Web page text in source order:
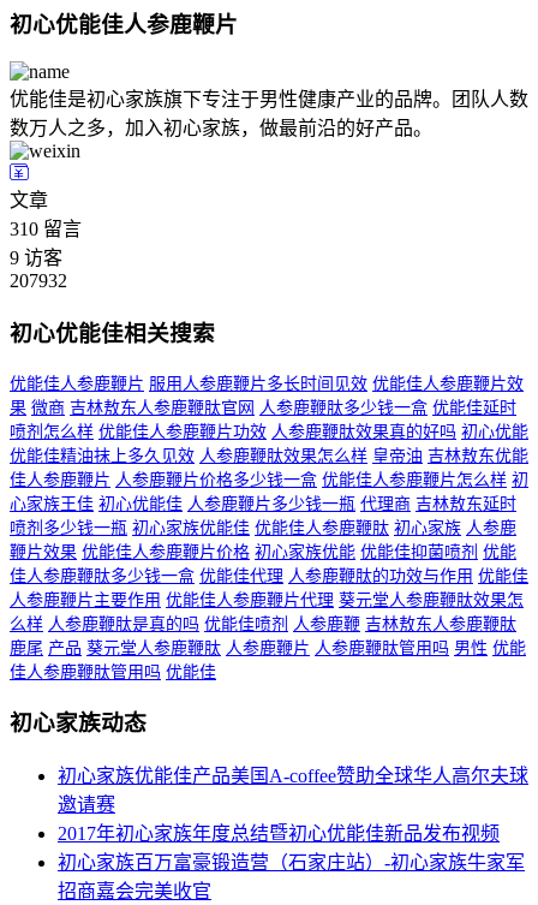
初心优能佳人参鹿鞭片
优能佳是初心家族旗下专注于男性健康产业的品牌。团队人数
数万人之多，加入初心家族，做最前沿的好产品。
文章
310 留言
9 访客
207932
初心优能佳相关搜索
优能佳人参鹿鞭片 服用人参鹿鞭片多长时间见效 优能佳人参鹿鞭片效
果 微商 吉林敖东人参鹿鞭肽官网 人参鹿鞭肽多少钱一盒 优能佳延时
喷剂怎么样 优能佳人参鹿鞭片功效 人参鹿鞭肽效果真的好吗 初心优能
优能佳精油抹上多久见效 人参鹿鞭肽效果怎么样 皇帝油 吉林敖东优能
佳人参鹿鞭片 人参鹿鞭片价格多少钱一盒 优能佳人参鹿鞭片怎么样 初
心家族王佳 初心优能佳 人参鹿鞭片多少钱一瓶 代理商 吉林敖东延时
喷剂多少钱一瓶 初心家族优能佳 优能佳人参鹿鞭肽 初心家族 人参鹿
鞭片效果 优能佳人参鹿鞭片价格 初心家族优能 优能佳抑菌喷剂 优能
佳人参鹿鞭肽多少钱一盒 优能佳代理 人参鹿鞭肽的功效与作用 优能佳
人参鹿鞭片主要作用 优能佳人参鹿鞭片代理 葵元堂人参鹿鞭肽效果怎
么样 人参鹿鞭肽是真的吗 优能佳喷剂 人参鹿鞭 吉林敖东人参鹿鞭肽
鹿尾 产品 葵元堂人参鹿鞭肽 人参鹿鞭片 人参鹿鞭肽管用吗 男性 优能
佳人参鹿鞭肽管用吗 优能佳
初心家族动态
初心家族优能佳产品美国A-coffee赞助全球华人高尔夫球
邀请赛
2017年初心家族年度总结暨初心优能佳新品发布视频
初心家族百万富豪锻造营（石家庄站）-初心家族牛家军
招商嘉会完美收官